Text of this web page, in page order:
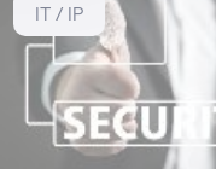
IT / IP